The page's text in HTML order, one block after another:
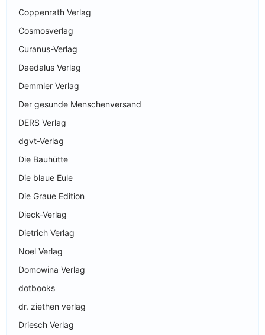
Coppenrath Verlag
Cosmosverlag
Curanus-Verlag
Daedalus Verlag
Demmler Verlag
Der gesunde Menschenversand
DERS Verlag
dgvt-Verlag
Die Bauhütte
Die blaue Eule
Die Graue Edition
Dieck-Verlag
Dietrich Verlag
Noel Verlag
Domowina Verlag
dotbooks
dr. ziethen verlag
Driesch Verlag